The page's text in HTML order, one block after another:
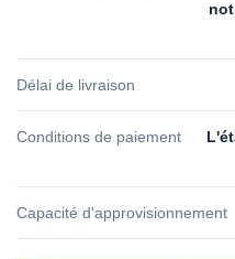
Délai de livraison
Conditions de paiement
Capacité d'approvisionnement